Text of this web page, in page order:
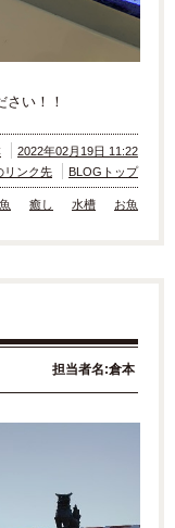
さい！！
2022年02月19日 11:22
リンク先
BLOGトップ
癒し 水槽 お魚
担当者名:倉本